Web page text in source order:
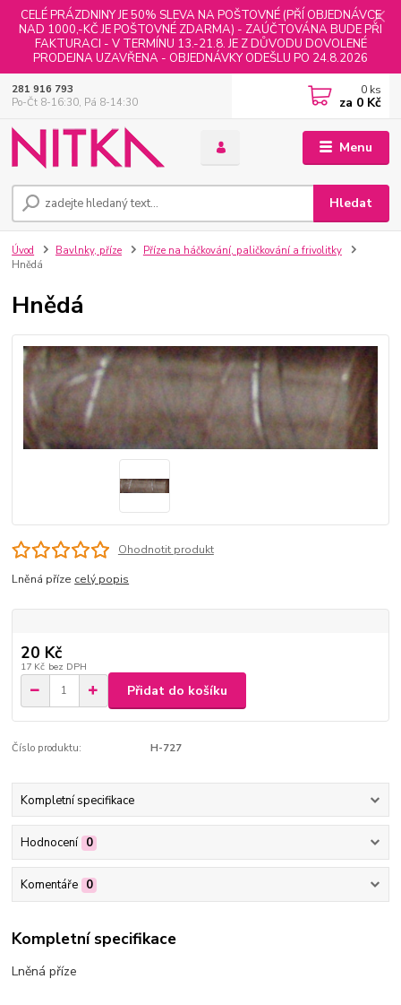
CELÉ PRÁZDNINY JE 50% SLEVA NA POŠTOVNÉ (PŘÍ OBJEDNÁVCE
NAD 1000,-KČ JE POŠTOVNÉ ZDARMA) - ZAÚČTOVÁNA BUDE PŘI
FAKTURACI - V TERMÍNU 13.-21.8. JE Z DŮVODU DOVOLENÉ
PRODEJNA UZAVŘENA - OBJEDNÁVKY ODEŠLU PO 24.8.2026
Menu
Hledat
281 916 793
Po-Čt 8-16:30, Pá 8-14:30
0 ks
za 0 Kč
Úvod Bavlnky, příze
Příze na háčkování, paličkování a frivolitky
Hnědá
Hnědá
Ohodnotit produkt
Lněná příze celý popis
20 Kč
17 Kč bez DPH
Přidat do košíku
Číslo produktu: H-727
Kompletní specifikace
Hodnocení 0
Komentáře 0
Kompletní specifikace
Lněná příze